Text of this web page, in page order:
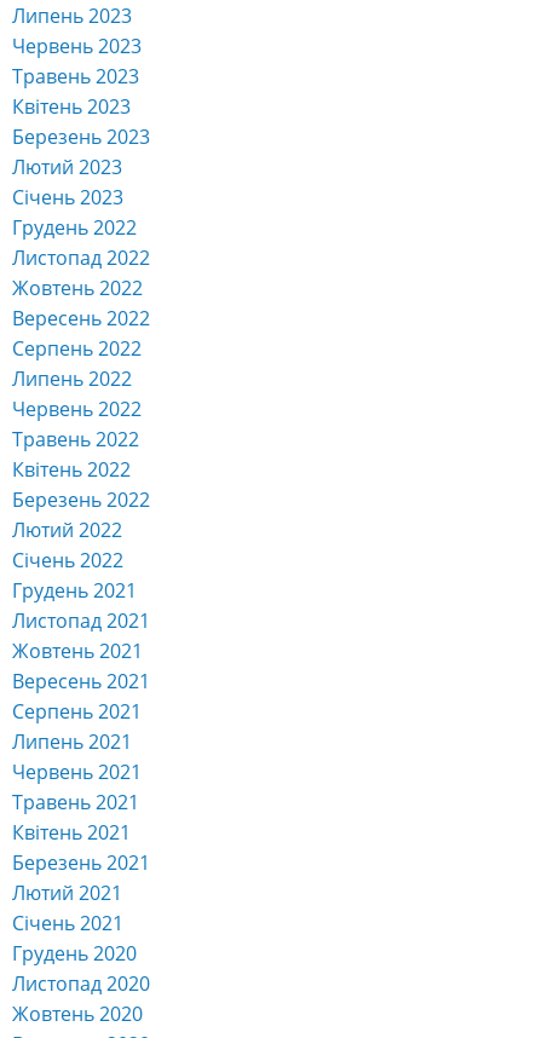
Липень 2023
Червень 2023
Травень 2023
Квітень 2023
Березень 2023
Лютий 2023
Січень 2023
Грудень 2022
Листопад 2022
Жовтень 2022
Вересень 2022
Серпень 2022
Липень 2022
Червень 2022
Травень 2022
Квітень 2022
Березень 2022
Лютий 2022
Січень 2022
Грудень 2021
Листопад 2021
Жовтень 2021
Вересень 2021
Серпень 2021
Липень 2021
Червень 2021
Травень 2021
Квітень 2021
Березень 2021
Лютий 2021
Січень 2021
Грудень 2020
Листопад 2020
Жовтень 2020